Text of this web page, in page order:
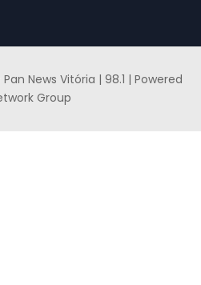
News Vitória | 98.1 | Powered
Group